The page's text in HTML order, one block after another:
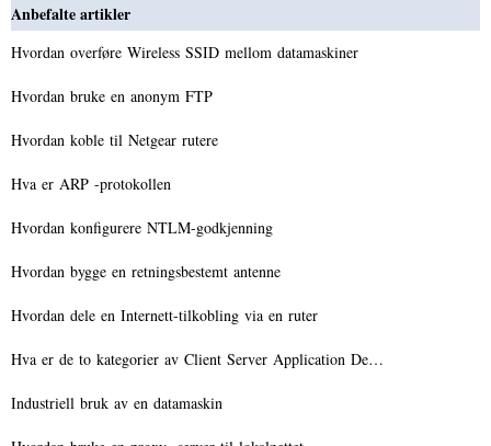
Anbefalte artikler
Hvordan overføre Wireless SSID mellom datamaskiner
Hvordan bruke en anonym FTP
Hvordan koble til Netgear rutere
Hva er ARP -protokollen
Hvordan konfigurere NTLM-godkjenning
Hvordan bygge en retningsbestemt antenne
Hvordan dele en Internett-tilkobling via en ruter
Hva er de to kategorier av Client Server Application De…
Industriell bruk av en datamaskin